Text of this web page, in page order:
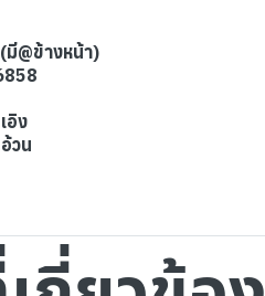
@ข้างหน้า)
อิง
วน